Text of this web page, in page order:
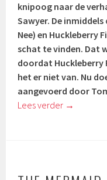
knipoog naar de
Sawyer. De
Nee) en Huckleberry
schat te vinden. Dat
doordat Huckleberry
het er niet van. Nu
aangevoerd door
Lees verder →